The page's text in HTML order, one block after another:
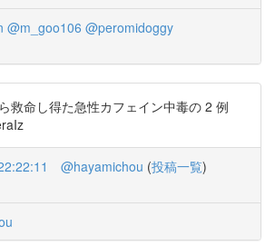
@m_goo106 @peromidoggy
救命し得た急性カフェイン中毒の 2 例
@hayamichou (投稿一覧)